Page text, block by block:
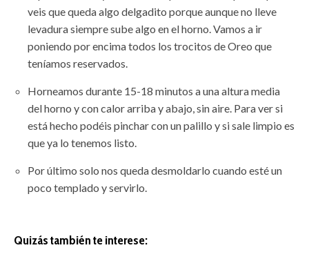
veis que queda algo delgadito porque aunque no lleve
levadura siempre sube algo en el horno. Vamos a ir
poniendo por encima todos los trocitos de Oreo que
teníamos reservados.
Horneamos durante 15-18 minutos a una altura media
del horno y con calor arriba y abajo, sin aire. Para ver si
está hecho podéis pinchar con un palillo y si sale limpio es
que ya lo tenemos listo.
Por último solo nos queda desmoldarlo cuando esté un
poco templado y servirlo.
Quizás también te interese: